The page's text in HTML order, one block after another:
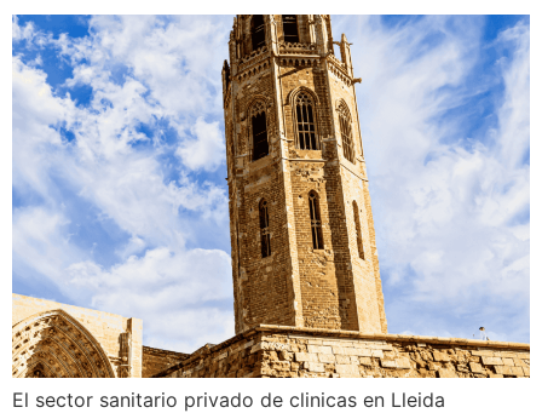
El sector sanitario privado de clinicas en Lleida